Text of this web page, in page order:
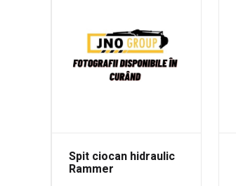
Spit ciocan hidraulic
Rammer